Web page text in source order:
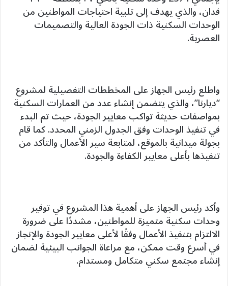
فدان، والذي يهدف إلى تلبية احتياجات المواطنين من
الوحدات السكنية ذات الجودة العالية والتصميمات
العصرية.
واطلع رئيس الجهاز على المخططات التفصيلية لمشروع
“ديارنا”، والذي يتضمن إنشاء عدد من العمارات السكنية
بمواصفات حديثة تواكب معايير الجودة، حيث تم البدء
في تنفيذ الوحدات وفق الجدول الزمني المحدد. كما قام
بجولة ميدانية بالموقع، لمتابعة سير الأعمال والتأكد من
تنفيذها بأعلى معايير الكفاءة والجودة.
وأكد رئيس الجهاز على أهمية هذا المشروع في توفير
وحدات سكنية متميزة للمواطنين، مشددًا على ضرورة
الالتزام بتنفيذ الأعمال وفقًا لأعلى معايير الجودة والإنجاز
في أسرع وقت ممكن، مع مراعاة الجوانب البيئية لضمان
إنشاء مجتمع سكني متكامل ومستدام.